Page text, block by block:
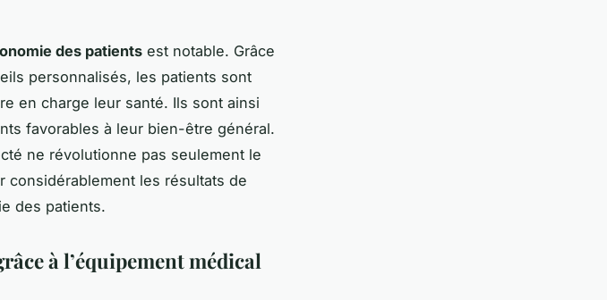
des patients est notable. Grâce
personnalisés, les patients sont
en charge leur santé. Ils sont ainsi
favorables à leur bien-être général.
ne révolutionne pas seulement le
considérablement les résultats de
des patients.
à l’équipement médical